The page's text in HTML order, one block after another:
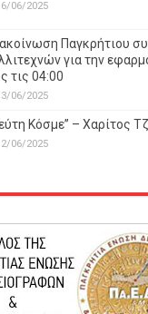
06/2025
Παγκρήτιου
για την
τις 04:00
06/2025
Κόσμε’’ – Χαρίτος
06/2025